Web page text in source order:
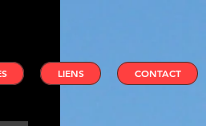
LIENS CONTACT